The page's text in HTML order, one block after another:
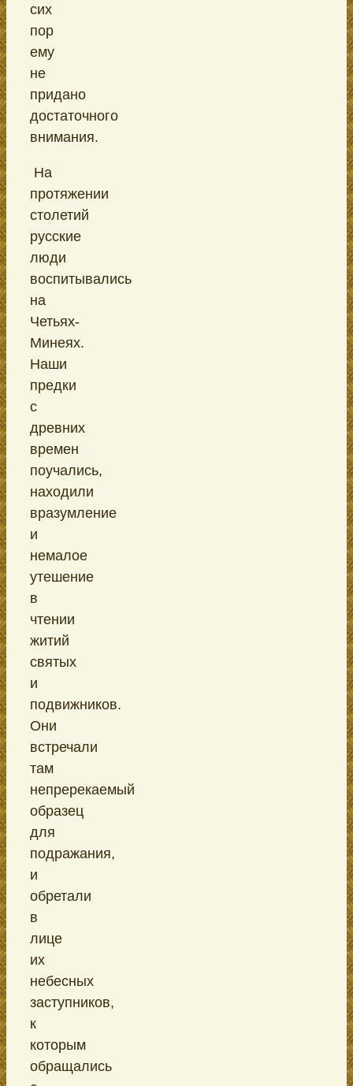
сих
пор
ему
не
придано
достаточного
внимания.
На
протяжении
столетий
русские
люди
воспитывались
на
Четьях-
Минеях.
Наши
предки
с
древних
времен
поучались,
находили
вразумление
и
немалое
утешение
в
чтении
житий
святых
и
подвижников.
Они
встречали
там
непререкаемый
образец
для
подражания,
и
обретали
в
лице
их
небесных
заступников,
к
которым
обращались